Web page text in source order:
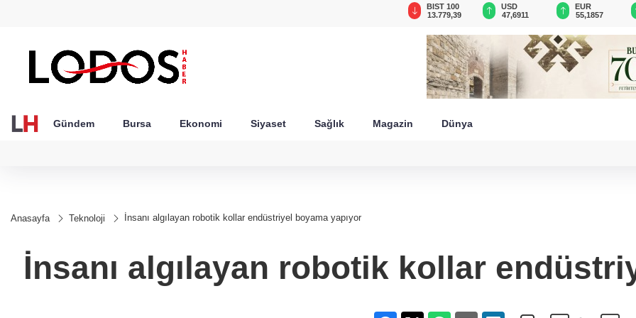
BIST 100
13.779,39
USD
47,6911
EUR
55,1857
Gündem Bursa Ekonomi Siyaset Sağlık Magazin Dünya
Anasayfa Teknoloji İnsanı algılayan robotik kollar endüstriyel boyama yapıyor
İnsanı algılayan robotik kollar